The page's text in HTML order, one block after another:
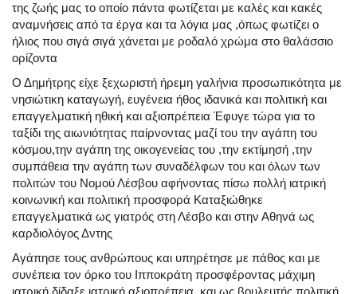
της ζωής μας το οποίο πάντα φωτίζεται με καλές και κακές
αναμνήσεις από τα έργα και τα λόγια μας ,όπως φωτίζει ο
ήλιος που σιγά σιγά χάνεται με ροδαλό χρώμα στο θαλάσσιο
ορίζοντα
Ο Δημήτρης είχε ξεχωριστή ήρεμη γαλήνια προσωπικότητα με
νησιώτικη καταγωγή, ευγένεια ήθος ιδανικά και πολιτική και
επαγγελματική ηθική και αξιοπρέπεια Έφυγε τώρα για το
ταξίδι της αιωνιότητας παίρνοντας μαζί του την αγάπη του
κόσμου,την αγάπη της οικογενείας του ,την εκτίμησή ,την
συμπάθεια την αγάπη των συναδέλφων του και όλων των
πολιτών του Νομού Λέσβου αφήνοντας πίσω πολλή ιατρική
κοινωνική και πολιτική προσφορά Καταξιώθηκε
επαγγελματικά ως γιατρός στη Λέσβο και στην Αθηνά ως
καρδιολόγος Δντης
Αγάπησε τους ανθρώπους και υπηρέτησε με πάθος και με
συνέπεια τον όρκο του Ιπποκράτη προσφέροντας μάχιμη